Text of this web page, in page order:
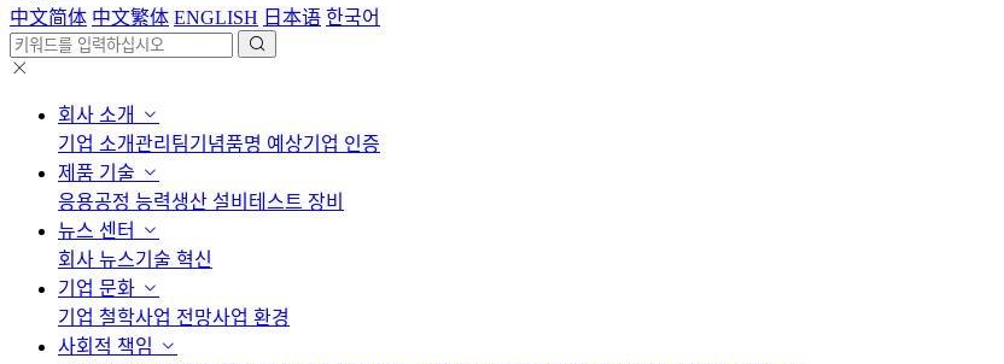
中文简体 中文繁体 ENGLISH 日本语 한국어
회사 소개
기업 소개관리팀기념품명 예상기업 인증
제품 기술
응용공정 능력생산 설비 테스트 장비
뉴스 센터
회사 뉴스기술 혁신
기업 문화
기업 철학사업 전망사업 환경
사회적 책임